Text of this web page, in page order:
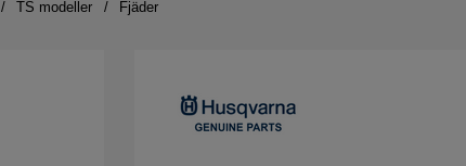
TS modeller Fjäder